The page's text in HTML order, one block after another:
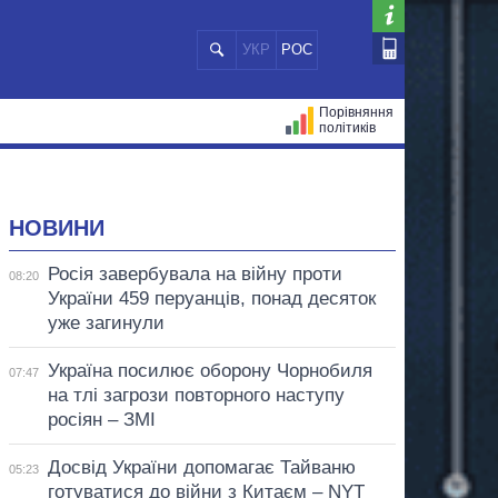
УКР РОС
Порівняння
політиків
НОВИНИ
08:20
Росія завербувала на війну проти
України 459 перуанців, понад десяток
уже загинули
07:47
Україна посилює оборону Чорнобиля
на тлі загрози повторного наступу
росіян – ЗМІ
05:23
Досвід України допомагає Тайваню
готуватися до війни з Китаєм – NYT